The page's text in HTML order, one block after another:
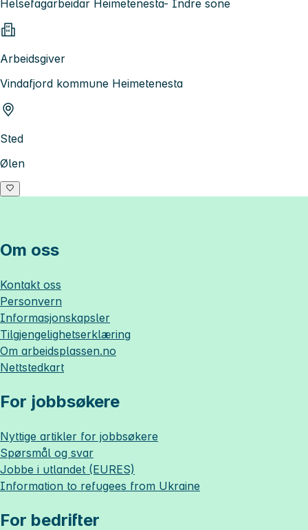
Helsefagarbeidar Heimetenesta- Indre sone
Arbeidsgiver
Vindafjord kommune Heimetenesta
Sted
Ølen
Om oss
Kontakt oss
Personvern
Informasjonskapsler
Tilgjengelighetserklæring
Om arbeidsplassen.no
Nettstedkart
For jobbsøkere
Nyttige artikler for jobbsøkere
Spørsmål og svar
Jobbe i utlandet (EURES)
Information to refugees from Ukraine
For bedrifter